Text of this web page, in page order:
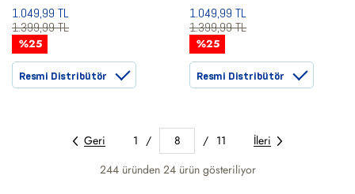
1.049,99 TL
1.399,99 TL
%25
Resmi Distribütör
1.049,99 TL
1.399,99 TL
%25
Resmi Distribütör
Geri 1 / 8 / 11
İleri
244 üründen 24 ürün gösteriliyor